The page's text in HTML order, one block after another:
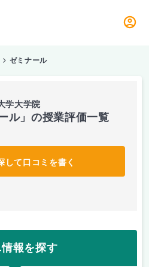
ゼミナール
学大学院
ル」の授業評価一覧
して口コミを書く
報を探す